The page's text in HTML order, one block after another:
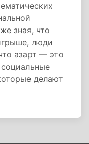
зная, что
люди
азарт — это
делают